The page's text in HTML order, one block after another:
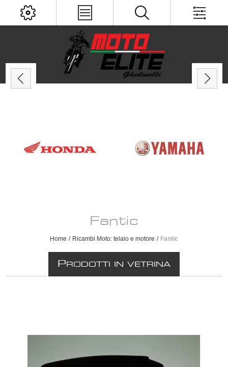
Fantic
Home / Ricambi Moto: telaio e motore / Fantic
PRODOTTI IN VETRINA